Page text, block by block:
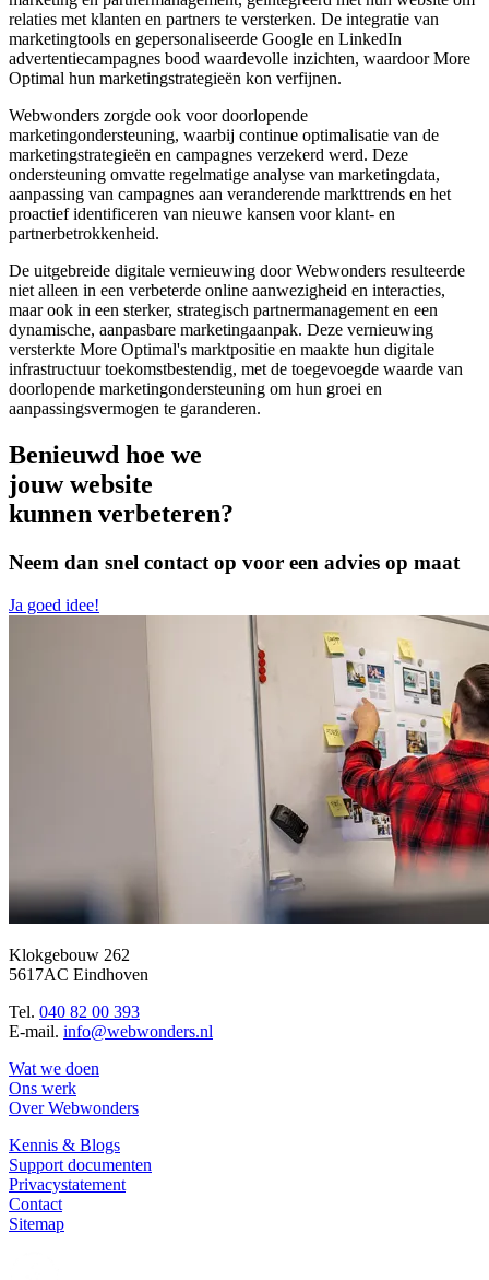
relaties met klanten en partners te versterken. De integratie van
marketingtools en gepersonaliseerde Google en LinkedIn
advertentiecampagnes bood waardevolle inzichten, waardoor More
Optimal hun marketingstrategieën kon verfijnen.
Webwonders zorgde ook voor doorlopende
marketingondersteuning, waarbij continue optimalisatie van de
marketingstrategieën en campagnes verzekerd werd. Deze
ondersteuning omvatte regelmatige analyse van marketingdata,
aanpassing van campagnes aan veranderende markttrends en het
proactief identificeren van nieuwe kansen voor klant- en
partnerbetrokkenheid.
De uitgebreide digitale vernieuwing door Webwonders resulteerde
niet alleen in een verbeterde online aanwezigheid en interacties,
maar ook in een sterker, strategisch partnermanagement en een
dynamische, aanpasbare marketingaanpak. Deze vernieuwing
versterkte More Optimal's marktpositie en maakte hun digitale
infrastructuur toekomstbestendig, met de toegevoegde waarde van
doorlopende marketingondersteuning om hun groei en
aanpassingsvermogen te garanderen.
Benieuwd hoe we
jouw website
kunnen verbeteren?
Neem dan snel contact op voor een advies op maat
Ja goed idee!
Klokgebouw 262
5617AC Eindhoven
Tel. 040 82 00 393
E-mail. info@webwonders.nl
Wat we doen
Ons werk
Over Webwonders
Kennis & Blogs
Support documenten
Privacystatement
Contact
Sitemap